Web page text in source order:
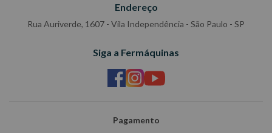
Endereço
Rua Auriverde, 1607 - Vila Independência - São Paulo - SP
Siga a Fermáquinas
Pagamento